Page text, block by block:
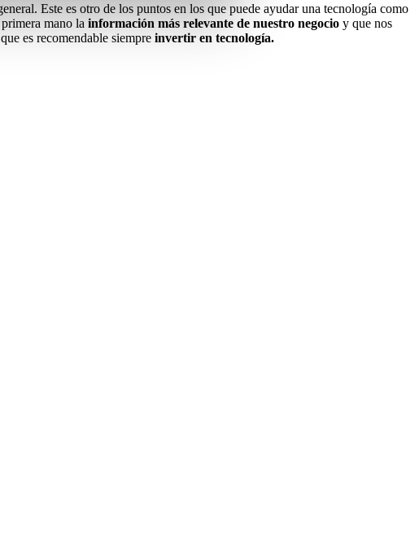
Este es otro de los puntos en los que puede ayudar una tecnología como
mano la información más relevante de nuestro negocio y que nos
es recomendable siempre invertir en tecnología.